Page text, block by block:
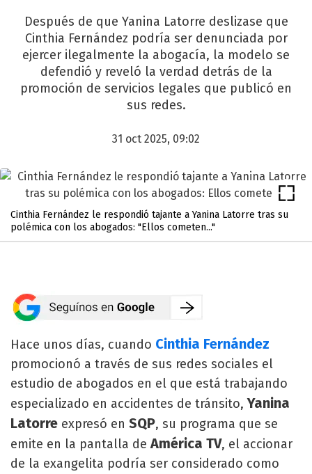
Después de que Yanina Latorre deslizase que
Cinthia Fernández podría ser denunciada por
ejercer ilegalmente la abogacía, la modelo se
defendió y reveló la verdad detrás de la
promoción de servicios legales que publicó en
sus redes.
31 oct 2025, 09:02
Cinthia Fernández le respondió tajante a Yanina Latorre tras su
polémica con los abogados: "Ellos cometen..."
Hace unos días, cuando Cinthia Fernández
promocionó a través de sus redes sociales el
estudio de abogados en el que está trabajando
especializado en accidentes de tránsito,Yanina
Latorre expresó en SQP, su programa que se
emite en la pantalla deAmérica TV, el accionar
de la exangelita podría ser considerado como